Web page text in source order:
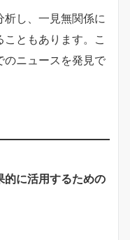
析し、一見無関係に
ともあります。こ
のニュースを発見で
的に活用するための